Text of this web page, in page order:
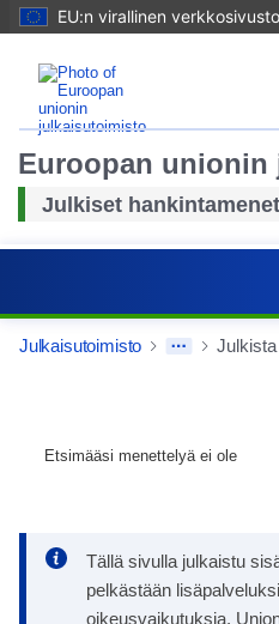
EU:n virallinen verkkosivusto
Euroopan
Julkiset
Julkaisutoimisto
Etsimääsi menettelyä ei ole
Tällä sivulla julkaistu
pelkästään
oikeusvaikutuksia.